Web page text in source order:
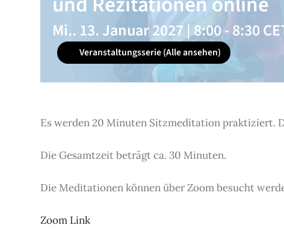
Mi.. 13. Januar 2027 | 8:00-8:30
Veranstaltungsserie(Alle ansehen)
Es werden 20 Minuten Sitzmeditation praktiziert.
Die Gesamtzeit beträgt ca. 30 Minuten.
Die Meditationen können über Zoom besucht
Zoom Link